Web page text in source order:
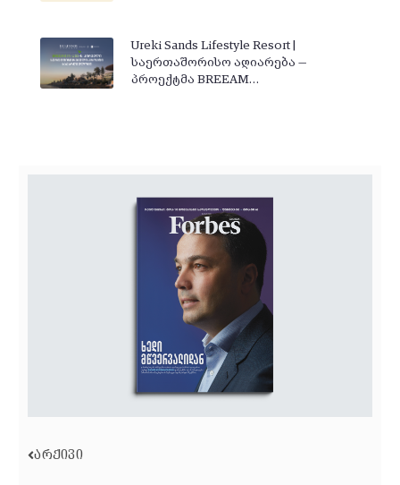
Ureki Sands Lifestyle Resort |
საერთაშორისო აღიარება —
პროექტმა BREEAM…
ᲐᲠᲥᲘᲕᲘ